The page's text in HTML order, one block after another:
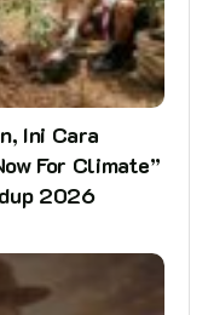
Ini Cara
For Climate”
2026